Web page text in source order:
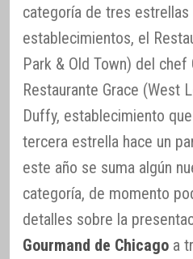
categoría de tres estrellas
establecimientos, el
Park & Old Town) del chef
Restaurante Grace (West
Duffy, establecimiento
tercera estrella hace un
este año se suma algún
categoría, de momento
detalles sobre la
Gourmand de Chicago a